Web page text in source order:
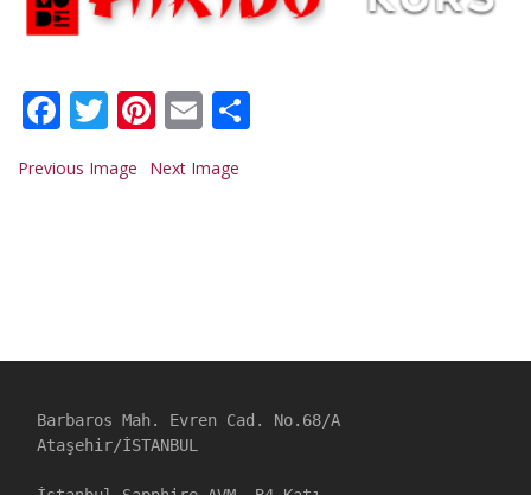
Facebook
Twitter
Pinterest
Email
Previous Image Next Image
Barbaros Mah. Evren Cad. No.68/A
Ataşehir/İSTANBUL